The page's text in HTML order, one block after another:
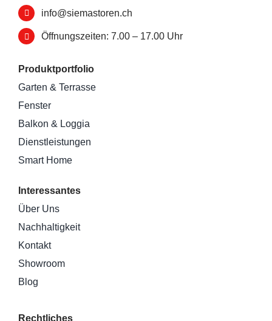
info@siemastoren.ch
Öffnungszeiten: 7.00 – 17.00 Uhr
Produktportfolio
Garten & Terrasse
Fenster
Balkon & Loggia
Dienstleistungen
Smart Home
Interessantes
Über Uns
Nachhaltigkeit
Kontakt
Showroom
Blog
Rechtliches